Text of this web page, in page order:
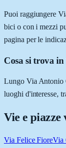
Puoi raggiungere
bici o con i mezzi
pagina per le
Cosa si trova
Lungo Via Antonio
luoghi d'interesse,
Vie e piazze
Via Felice FioreVia